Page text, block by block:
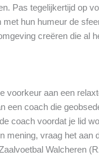
Pas tegelijkertijd op
hun humeur de
creëren die al
voorkeur aan een
een coach die
coach voordat je lid
mening, vraag het aan
Walcheren